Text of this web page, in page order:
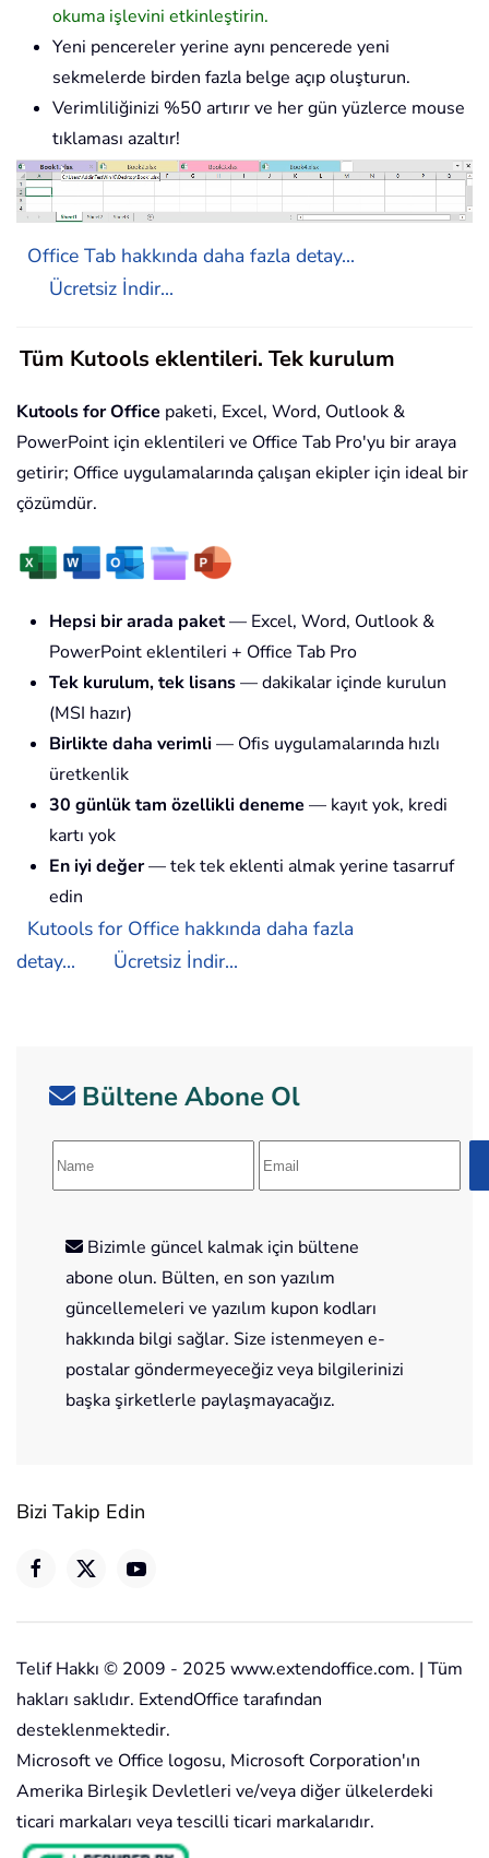
okuma işlevini etkinleştirin.
Yeni pencereler yerine aynı pencerede yeni
sekmelerde birden fazla belge açıp oluşturun.
Verimliliğinizi %50 artırır ve her gün yüzlerce mouse
tıklaması azaltır!
Office Tab hakkında daha fazla detay...
Ücretsiz İndir...
Tüm Kutools eklentileri. Tek kurulum
Kutools for Office paketi, Excel, Word, Outlook &
PowerPoint için eklentileri ve Office Tab Pro'yu bir araya
getirir; Office uygulamalarında çalışan ekipler için ideal bir
çözümdür.
Hepsi bir arada paket— Excel, Word, Outlook &
PowerPoint eklentileri + Office Tab Pro
Tek kurulum, tek lisans— dakikalar içinde kurulun
(MSI hazır)
Birlikte daha verimli — Ofis uygulamalarında hızlı
üretkenlik
30 günlük tam özellikli deneme — kayıt yok, kredi
kartı yok
En iyi değer— tek tek eklenti almak yerine tasarruf
edin
Kutools for Office hakkında daha fazla
detay...
Ücretsiz İndir...
Bültene Abone Ol
Bizimle güncel kalmak için bültene
abone olun. Bülten, en son yazılım
güncellemeleri ve yazılım kupon kodları
hakkında bilgi sağlar. Size istenmeyen e-
postalar göndermeyeceğiz veya bilgilerinizi
başka şirketlerle paylaşmayacağız.
Bizi Takip Edin
Telif Hakkı © 2009 - 2025 www.extendoffice.com. | Tüm
hakları saklıdır. ExtendOffice tarafından
desteklenmektedir.
Microsoft ve Office logosu, Microsoft Corporation'ın
Amerika Birleşik Devletleri ve/veya diğer ülkelerdeki
ticari markaları veya tescilli ticari markalarıdır.